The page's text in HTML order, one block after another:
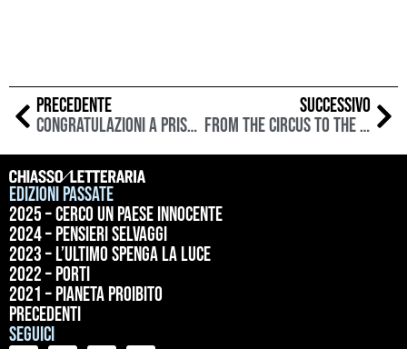
PRECEDENTE
Congratulazioni a Prisca Agustoni: premio svizzero di letteratura 2023
SUCCESSIVO
From the Circus to the Cemetery – The Tiger Lillies in concerto a ChiassoLetteraria
Edizioni passate
2025 – Cerco un paese innocente
2024 – Pensieri selvaggi
2023 – L’ultimo spenga la luce
2022 – Porti
2021 – Pianeta proibito
precedenti
Seguici